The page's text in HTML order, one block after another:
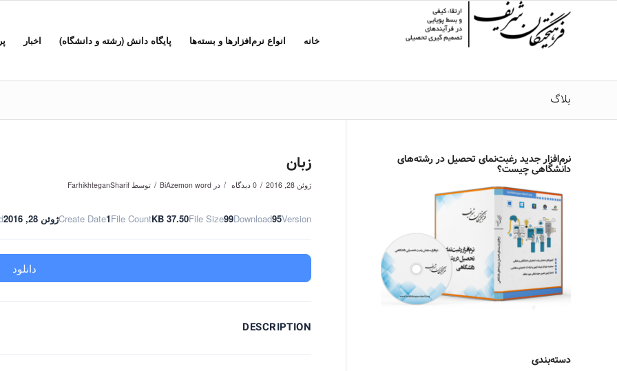
خانه انواع نرم‌افزارها و بسته‌ها پایگاه دانش (رشته و دانشگاه) اخبار
بلاگ
زبان
ژوئن 28, 2016 / 0 دیدگاه / در BiAzemon word
/ توسط FarhikhteganSharif
Version
95
Download
99
File Size
37.50 KB
File Count
1
Create Dateژوئن 28, 2016
دانلود
DESCRIPTION
نرم‌افزار جدید رغبت‌نمای تحصیل در رشته‌های
دانشگاهی چیست؟
دسته‌بندی